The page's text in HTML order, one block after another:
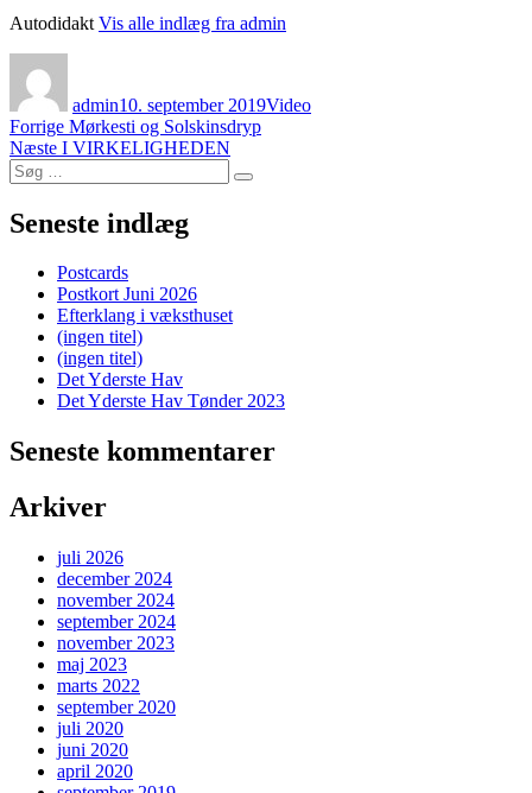
Autodidakt Vis alle indlæg fra admin
admin10. september 2019Video
Indlægsnavigation
Forrige Forrige
indlæg:
Mørkesti og Solskinsdryp
Næste Næste
I VIRKELIGHEDEN
Søg
efter:
Søg
Seneste indlæg
Postcards
Postkort Juni 2026
Efterklang i væksthuset
(ingen titel)
(ingen titel)
Det Yderste Hav
Det Yderste Hav Tønder 2023
Seneste kommentarer
Arkiver
juli 2026
december 2024
november 2024
september 2024
november 2023
maj 2023
marts 2022
september 2020
juli 2020
juni 2020
april 2020